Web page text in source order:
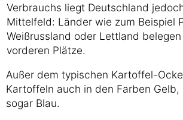
Verbrauchs liegt Deutschland
Mittelfeld: Länder wie zum Beispiel
Weißrussland oder Lettland
vorderen Plätze.
Außer dem typischen Kartoffel-
Kartoffeln auch in den Farben Gelb,
sogar Blau.